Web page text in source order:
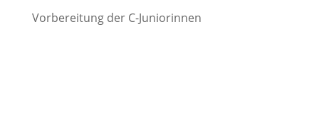
Vorbereitung der C-Juniorinnen